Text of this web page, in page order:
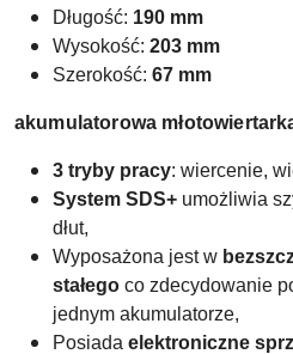
Długość: 190 mm
Wysokość: 203 mm
Szerokość: 67 mm
akumulatorowa
3 tryby pracy: wiercenie,
System SDS+ umożliwia
dłut,
Wyposażona jest w
stałego co zdecydowanie
jednym akumulatorze,
Posiada elektroniczne